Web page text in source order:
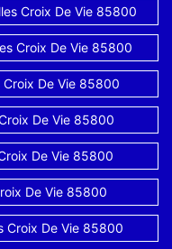
Croix De Vie 85800
Croix De Vie 85800
Croix De Vie 85800
De Vie 85800
De Vie 85800
De Vie 85800
Croix De Vie 85800